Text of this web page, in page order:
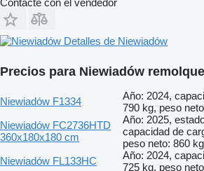
Contacte con el vendedor
Detalles de Niewiadów
Precios para Niewiadów
Niewiadów F1334
Año: 2024,
790 kg, peso
Niewiadów FC2736HTD
360x180x180 cm
Año: 2025,
capacidad de
peso neto: 860
Niewiadów FL133HC
Año: 2024,
725 kg, peso